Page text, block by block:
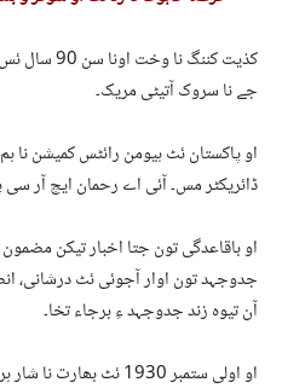
کذیت کننگ
جے نا سروک آتیٹی مریک۔
او پاکستان ئٹ ہیومن رائٹس کمیشن نا
ڈائریکٹر مس۔ آئی اے رحمان ایچ آر سی
او باقاعدگی تون جتا اخبار تیکن
جدوجہد تون اوار آجوئی ئٹ درشانی،
آن تیوہ زند جدوجہد ءِ برجاء تخا۔
او اولی ستمبر 1930 ئٹ